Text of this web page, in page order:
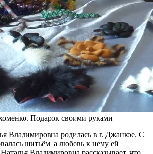
Подарок своими руками
Владимировна родилась в г. Джанкое. С
шитьём, а любовь к нему ей
Владимировна рассказывает, что,